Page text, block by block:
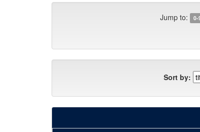
Jump to: 0-
Sort by: